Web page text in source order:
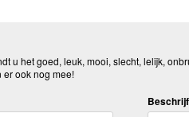
u het goed, leuk, mooi, slecht, lelijk,
er ook nog mee!